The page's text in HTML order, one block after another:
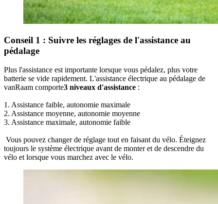
Conseil 1 : Suivre les réglages de l'assistance au
pédalage
Plus l'assistance est importante lorsque vous pédalez, plus votre
batterie se vide rapidement. L'assistance électrique au pédalage de
vanRaam comporte3 niveaux d'assistance :
1. Assistance faible, autonomie maximale
2. Assistance moyenne, autonomie moyenne
3. Assistance maximale, autonomie faible
Vous pouvez changer de réglage tout en faisant du vélo. Éteignez
toujours le système électrique avant de monter et de descendre du
vélo et lorsque vous marchez avec le vélo.